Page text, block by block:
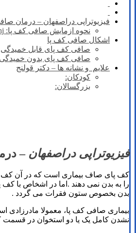
فیزیوتراپی دراصفهان – درمان
نحوه ازمایش صافی کف پا: drgholenj –
اشکال صافی کف پا
صافی کف پای قابل خمیدگی
صافی کف پای بدون خمیدگی
علایم و نشانه ها – دکتر قولنج
کودکان:
بزرگسالان:
فیزیوتراپی دراصفهان –
کف پای صاف بیماری است که در آن کف
را به بدن نمی دهند .اما در اشخاص با کف
بدن بخصوص ستون فقرات می گردد .
بیماری صافی کف پا، معمولا مادرزادی
نشدن کامل یک یا دو استخوان در قسمت کف